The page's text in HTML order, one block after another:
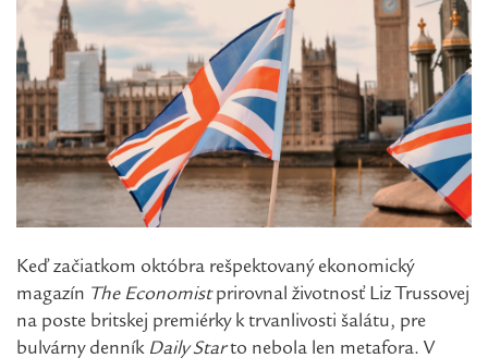
Keď začiatkom októbra rešpektovaný ekonomický
magazín The Economistprirovnal životnosť Liz Trussovej
na poste britskej premiérky k trvanlivosti šalátu, pre
bulvárny denník Daily Starto nebola len metafora. V